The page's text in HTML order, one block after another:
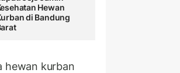
Hewan
di Bandung
hewan kurban